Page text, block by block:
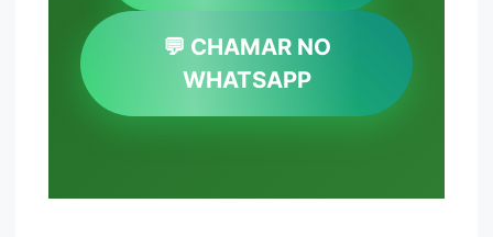
💬 CHAMAR NO
WHATSAPP